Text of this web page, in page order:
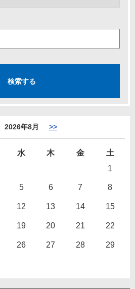
2026年8月 >>
水 木 金
土
1
5 6 7 8
12 13 14 15
19 20 21 22
26 27 28 29